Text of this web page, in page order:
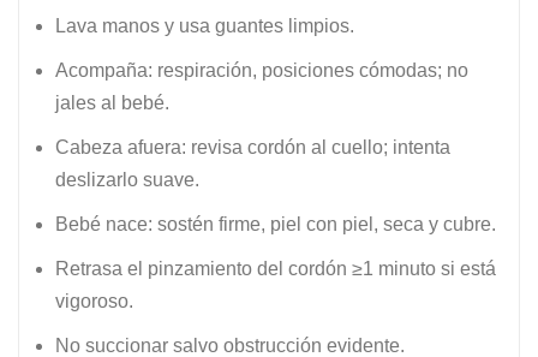
Lava manos y usa guantes limpios.
Acompaña: respiración, posiciones cómodas; no
jales al bebé.
Cabeza afuera: revisa cordón al cuello; intenta
deslizarlo suave.
Bebé nace: sostén firme, piel con piel, seca y cubre.
Retrasa el pinzamiento del cordón ≥1 minuto si está
vigoroso.
No succionar salvo obstrucción evidente.